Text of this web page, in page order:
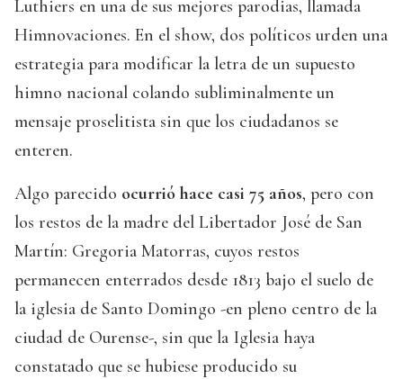
Luthiers en una de sus mejores parodias, llamada
Himnovaciones. En el show, dos políticos urden una
estrategia para modificar la letra de un supuesto
himno nacional colando subliminalmente un
mensaje proselitista sin que los ciudadanos se
enteren.
Algo parecido ocurrió hace casi 75 años, pero con
los restos de la madre del Libertador José de San
Martín: Gregoria Matorras, cuyos restos
permanecen enterrados desde 1813 bajo el suelo de
la iglesia de Santo Domingo -en pleno centro de la
ciudad de Ourense-, sin que la Iglesia haya
constatado que se hubiese producido su